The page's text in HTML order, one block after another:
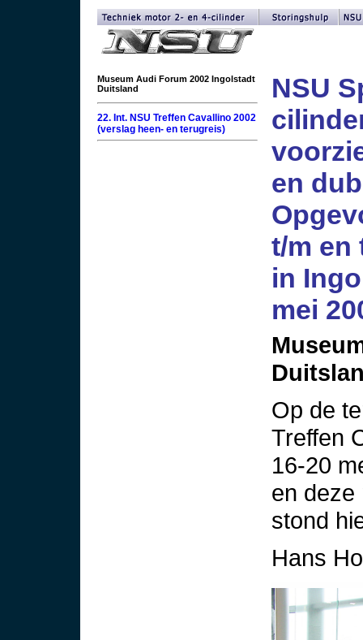
Museum Audi Forum 2002 Ingolstadt
Duitsland
22. Int. NSU Treffen Cavallino 2002
(verslag heen- en terugreis)
NSU
en
t/m en
in
mei
Op de
Treffen
16-20
en deze
stond
Hans